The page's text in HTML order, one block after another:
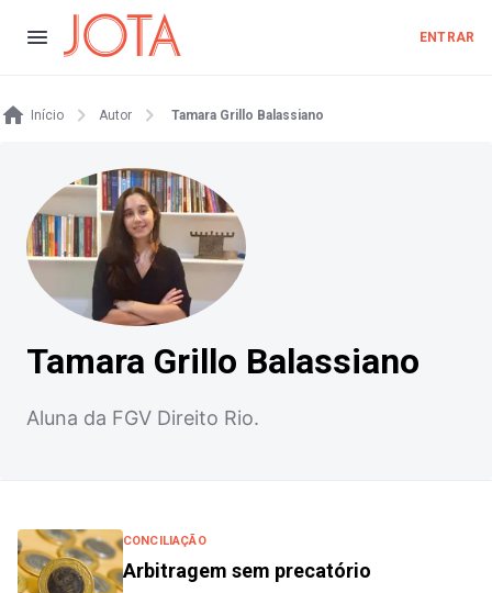
ENTRAR
Início Autor Tamara Grillo Balassiano
Tamara Grillo Balassiano
Aluna da FGV Direito Rio.
CONCILIAÇÃO
Arbitragem sem precatório